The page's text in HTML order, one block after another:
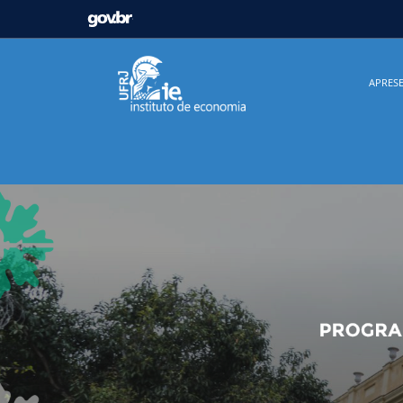
GOVBR
Casa Civil Ministério da Justiça e Segurança